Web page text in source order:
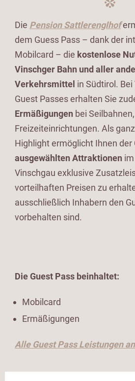
Die Pension Sattlerenglhof
dem Guess Pass – dank der
Mobilcard – die kostenlose
Vinschger Bahn und aller
Verkehrsmittel in Südtirol.
Guest Passes erhalten Sie
Ermäßigungen bei
Freizeiteinrichtungen. Als
Highlight ermöglicht Ihnen der
ausgewählten Attraktionen
Vinschgau exklusive
vorteilhaften Preisen zu
ausschließlich Inhabern den
vorbehalten sind.
Die Guest Pass beinhaltet:
Mobilcard
Ermäßigungen
Alle Guest Pass Leistungen